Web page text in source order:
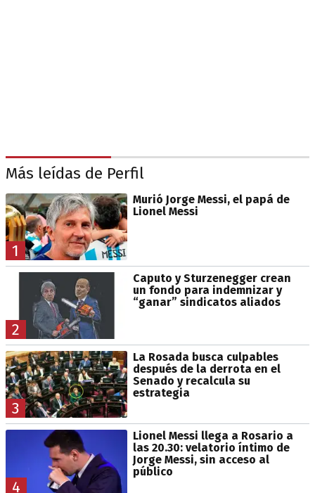
Más leídas de Perfil
1
Murió Jorge Messi, el papá de
Lionel Messi
2
Caputo y Sturzenegger crean
un fondo para indemnizar y
“ganar” sindicatos aliados
3
La Rosada busca culpables
después de la derrota en el
Senado y recalcula su
estrategia
4
Lionel Messi llega a Rosario a
las 20.30: velatorio íntimo de
Jorge Messi, sin acceso al
público